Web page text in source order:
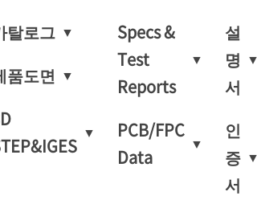
탈로그
품도면
Specs &
Test
Reports
PCB/FPC
Data
설
명
서
인
증
서